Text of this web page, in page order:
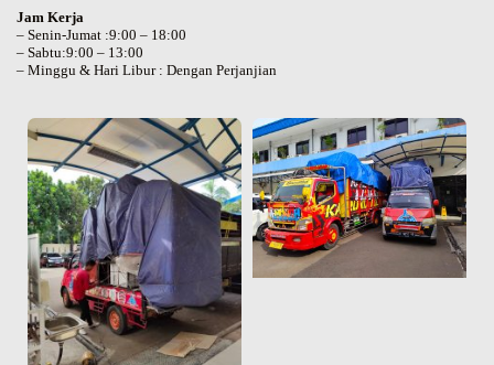
Jam Kerja
– Senin-Jumat :9:00 – 18:00
– Sabtu:9:00 – 13:00
– Minggu & Hari Libur : Dengan Perjanjian